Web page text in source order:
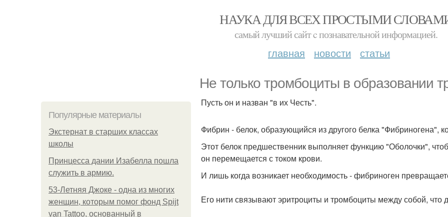
НАУКА ДЛЯ ВСЕХ ПРОСТЫМИ
самый лучший сайт c познавательной информацией.
главная новости статьи
Не только тромбоциты в образовании
Популярные материалы
Экстернат в старших классах
школы
Принцесса дании Изабелла пошла
служить в армию.
53-Летняя Джоке - одна из многих
женщин, которым помог фонд Spijt
van Tattoo, основанный в
Пусть он и назван "в их Честь".
Фибрин - белок, образующийся из другого белка "Фибриногена",
Этот белок предшественник выполняет функцию "Оболочки",
он перемещается с током крови.
И лишь когда возникает необходимость - фибриноген
Его нити связывают эритроциты и тромбоциты между собой, что